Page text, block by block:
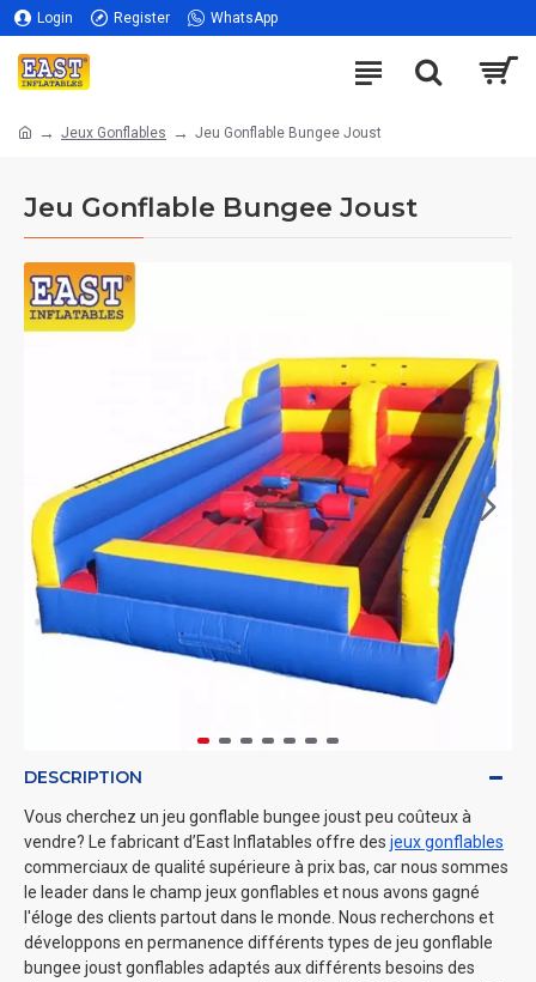
Login Register WhatsApp
Jeux Gonflables Jeu Gonflable Bungee Joust
Jeu Gonflable Bungee Joust
DESCRIPTION
Vous cherchez un jeu gonflable bungee joust peu coûteux à
vendre? Le fabricant d’East Inflatables offre des jeux gonflables
commerciaux de qualité supérieure à prix bas, car nous sommes
le leader dans le champ jeux gonflables et nous avons gagné
l'éloge des clients partout dans le monde. Nous recherchons et
développons en permanence différents types de jeu gonflable
bungee joust gonflables adaptés aux différents besoins des